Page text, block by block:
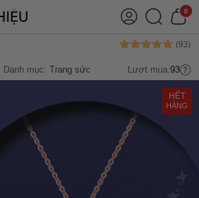
0
Danh mục: Trang sức Lượt mua:93
HẾT
HÀNG